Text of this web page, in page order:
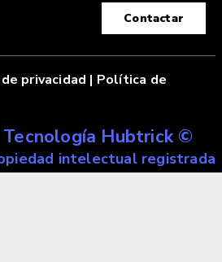
Contactar
privacidad | Política de
Tecnología Hubtrick ©
intelectual registrada